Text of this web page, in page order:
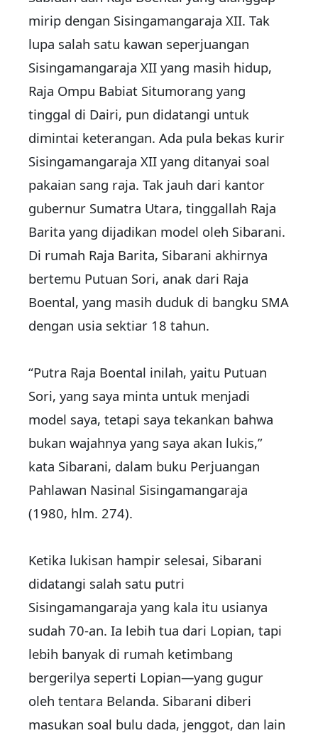
mirip dengan Sisingamangaraja XII. Tak
lupa salah satu kawan seperjuangan
Sisingamangaraja XII yang masih hidup,
Raja Ompu Babiat Situmorang yang
tinggal di Dairi, pun didatangi untuk
dimintai keterangan. Ada pula bekas kurir
Sisingamangaraja XII yang ditanyai soal
pakaian sang raja. Tak jauh dari kantor
gubernur Sumatra Utara, tinggallah Raja
Barita yang dijadikan model oleh Sibarani.
Di rumah Raja Barita, Sibarani akhirnya
bertemu Putuan Sori, anak dari Raja
Boental, yang masih duduk di bangku SMA
dengan usia sektiar 18 tahun.
“Putra Raja Boental inilah, yaitu Putuan
Sori, yang saya minta untuk menjadi
model saya, tetapi saya tekankan bahwa
bukan wajahnya yang saya akan lukis,”
kata Sibarani, dalam buku Perjuangan
Pahlawan Nasinal Sisingamangaraja
(1980, hlm. 274).
Ketika lukisan hampir selesai, Sibarani
didatangi salah satu putri
Sisingamangaraja yang kala itu usianya
sudah 70-an. Ia lebih tua dari Lopian, tapi
lebih banyak di rumah ketimbang
bergerilya seperti Lopian—yang gugur
oleh tentara Belanda. Sibarani diberi
masukan soal bulu dada, jenggot, dan lain